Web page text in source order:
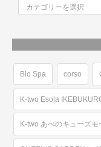
Bio Spa corso
K-two Esola
K-two あべのキューズモ